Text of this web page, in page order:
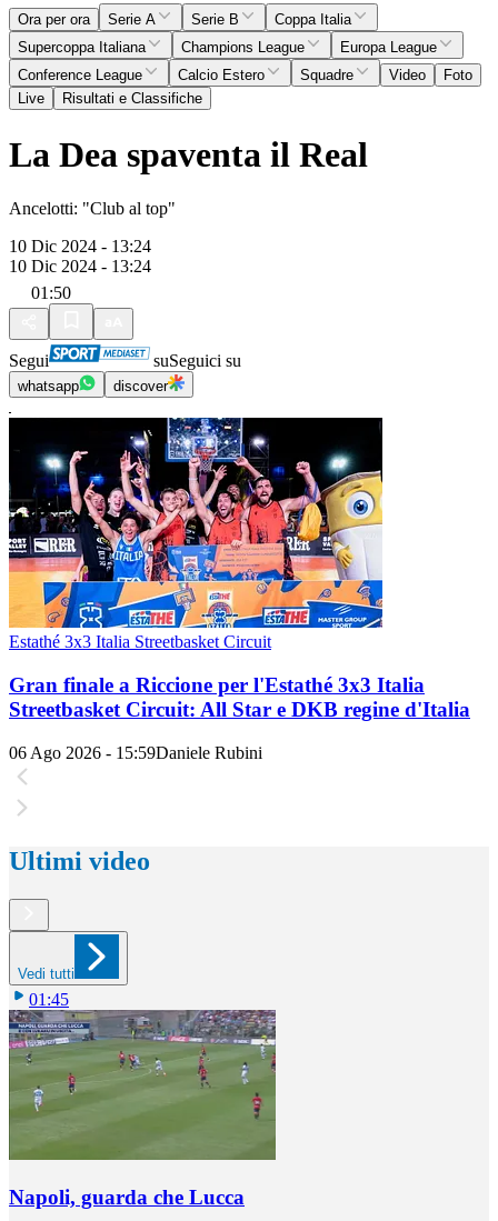
Ora per ora Serie A Serie B
Coppa Italia
Supercoppa Italiana
Champions League
Europa League
Conference League
Calcio Estero Squadre Video
Foto
Live
Risultati e Classifiche
La Dea spaventa il Real
Ancelotti: "Club al top"
10 Dic 2024 - 13:24
10 Dic 2024 - 13:24
01:50
Segui suSeguici su
whatsapp discover
Estathé 3x3 Italia Streetbasket Circuit
Gran finale a Riccione per l'Estathé 3x3 Italia
Streetbasket Circuit: All Star e DKB regine d'Italia
06 Ago 2026 - 15:59Daniele Rubini
Ultimi video
Vedi tutti
01:45
Napoli, guarda che Lucca